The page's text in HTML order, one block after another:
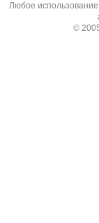
Любое использование
©